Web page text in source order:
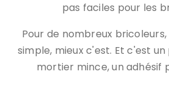
pas faciles pour les
Pour de nombreux
simple, mieux c'est. Et c'est
mortier mince, un adhésif